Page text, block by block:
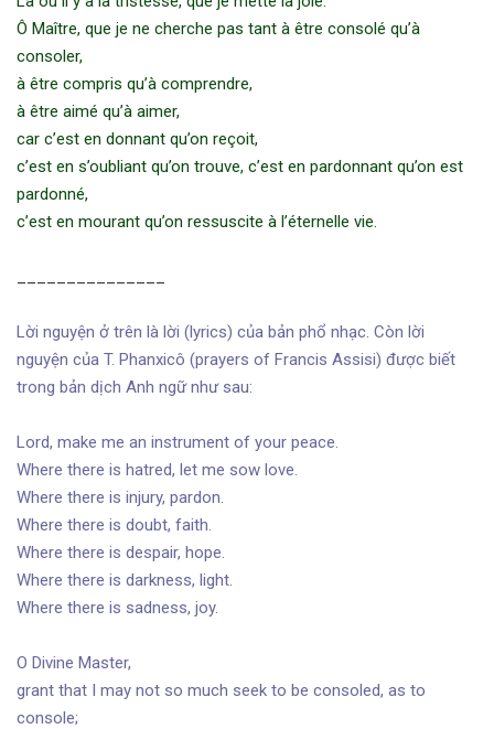
Ô Maître, que je ne cherche pas tant à être consolé qu’à
consoler,
à être compris qu’à comprendre,
à être aimé qu’à aimer,
car c’est en donnant qu’on reçoit,
c’est en s’oubliant qu’on trouve, c’est en pardonnant qu’on est
pardonné,
c’est en mourant qu’on ressuscite à l’éternelle vie.
Lời nguyện ở trên là lời (lyrics) của bản phổ nhạc. Còn lời
nguyện của T. Phanxicô (prayers of Francis Assisi) được biết
trong bản dịch Anh ngữ như sau:
Lord, make me an instrument of your peace.
Where there is hatred, let me sow love.
Where there is injury, pardon.
Where there is doubt, faith.
Where there is despair, hope.
Where there is darkness, light.
Where there is sadness, joy.
O Divine Master,
grant that I may not so much seek to be consoled, as to
console;